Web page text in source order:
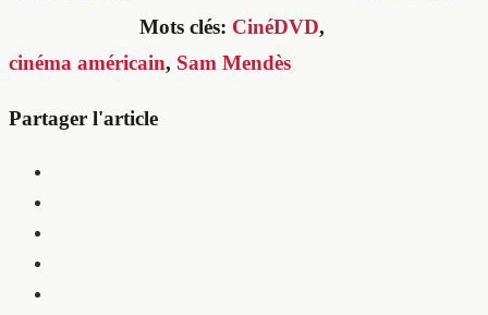
Mots clés: CinéDVD,
cinéma américain, Sam Mendès
Partager l'article